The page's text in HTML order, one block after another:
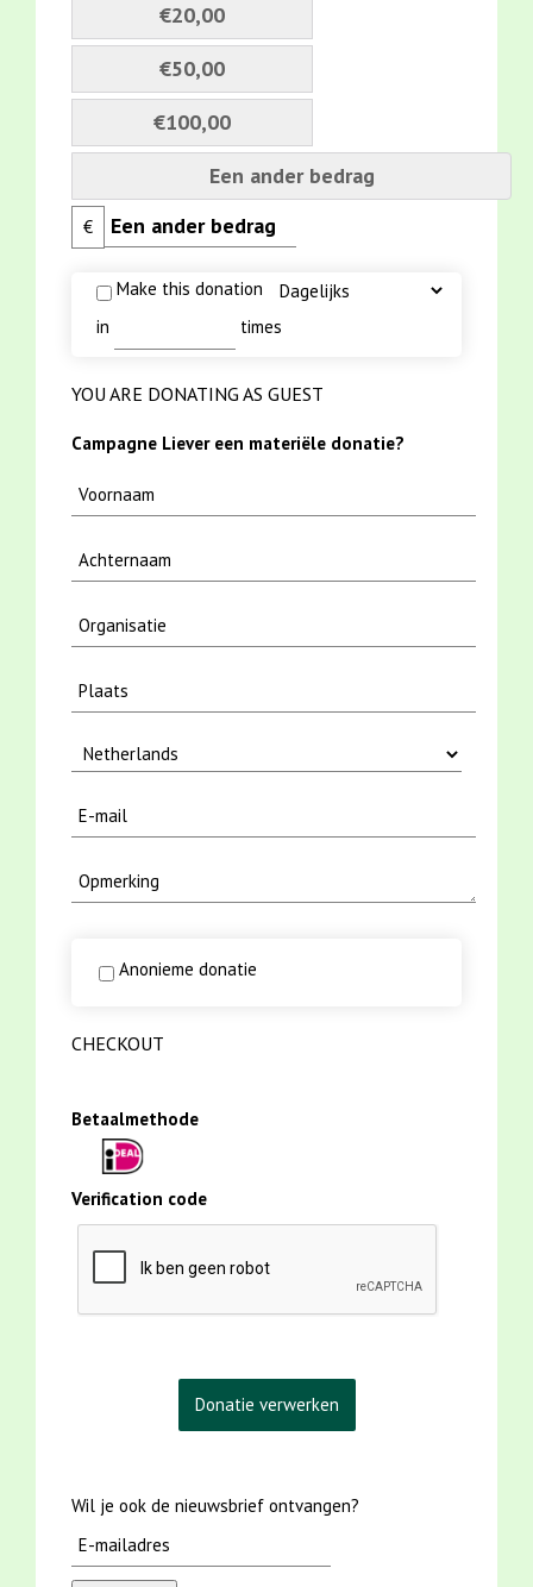
€20,00
€50,00
€100,00
Een ander bedrag
€
Make this donation
in
times
YOU ARE DONATING AS GUEST
Campagne Liever een materiële donatie?
Anonieme donatie
CHECKOUT
Betaalmethode
Verification code
Wil je ook de nieuwsbrief ontvangen?